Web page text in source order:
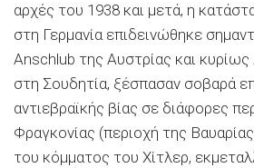
αρχές του 1938 και μετά, η
στη Γερμανία επιδεινώθηκε
Anschlub της Αυστρίας και
στη Σουδητία, ξέσπασαν σοβαρά
αντιεβραϊκής βίας σε διάφορες
Φραγκονίας (περιοχή της
του κόμματος του Χίτλερ,